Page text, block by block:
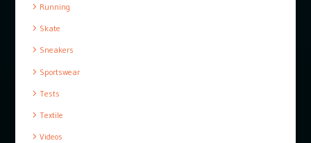
Running
Skate
Sneakers
Sportswear
Tests
Textile
Videos